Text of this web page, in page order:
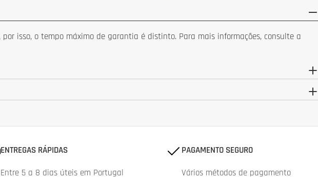
isso, o tempo máximo de garantia é distinto. Para mais informações, consulte a
ENTREGAS RÁPIDAS
Entre 5 a 8 dias úteis em Portugal
PAGAMENTO SEGURO
Vários métodos de pagamento